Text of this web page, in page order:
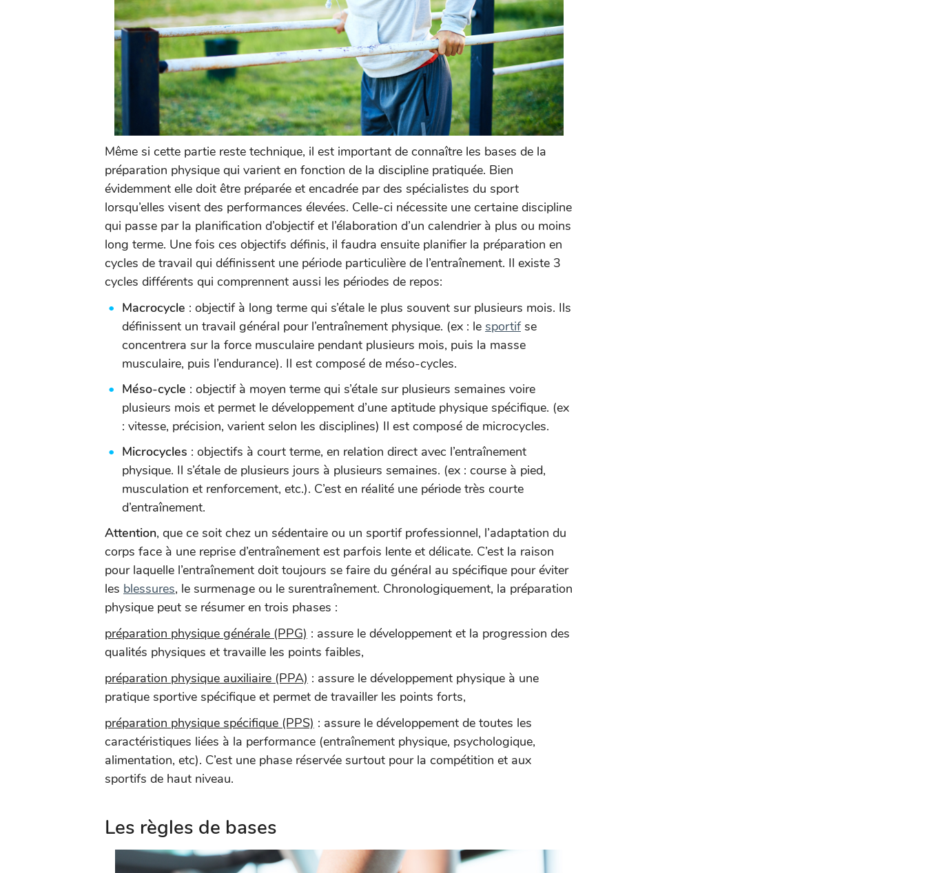
Même si cette partie reste technique, il est important de connaître les bases de la
préparation physique qui varient en fonction de la discipline pratiquée. Bien
évidemment elle doit être préparée et encadrée par des spécialistes du sport
lorsqu’elles visent des performances élevées. Celle-ci nécessite une certaine discipline
qui passe par la planification d’objectif et l’élaboration d’un calendrier à plus ou moins
long terme. Une fois ces objectifs définis, il faudra ensuite planifier la préparation en
cycles de travail qui définissent une période particulière de l’entraînement. Il existe 3
cycles différents qui comprennent aussi les périodes de repos:
Macrocycle : objectif à long terme qui s’étale le plus souvent sur plusieurs mois. Ils
définissent un travail général pour l’entraînement physique. (ex : le sportifse
concentrera sur la force musculaire pendant plusieurs mois, puis la masse
musculaire, puis l’endurance). Il est composé de méso-cycles.
Méso-cycle : objectif à moyen terme qui s’étale sur plusieurs semaines voire
plusieurs mois et permet le développement d’une aptitude physique spécifique. (ex
: vitesse, précision, varient selon les disciplines) Il est composé de microcycles.
Microcycles : objectifs à court terme, en relation direct avec l’entraînement
physique. Il s’étale de plusieurs jours à plusieurs semaines. (ex : course à pied,
musculation et renforcement, etc.). C’est en réalité une période très courte
d’entraînement.
Attention, que ce soit chez un sédentaire ou un sportif professionnel, l’adaptation du
corps face à une reprise d’entraînement est parfois lente et délicate. C’est la raison
pour laquelle l’entraînement doit toujours se faire du général au spécifique pour éviter
les blessures, le surmenage ou le surentraînement. Chronologiquement, la préparation
physique peut se résumer en trois phases :
préparation physique générale (PPG) : assure le développement et la progression des
qualités physiques et travaille les points faibles,
préparation physique auxiliaire (PPA) : assure le développement physique à une
pratique sportive spécifique et permet de travailler les points forts,
préparation physique spécifique (PPS) : assure le développement de toutes les
caractéristiques liées à la performance (entraînement physique, psychologique,
alimentation, etc). C’est une phase réservée surtout pour la compétition et aux
sportifs de haut niveau.
Les règles de bases